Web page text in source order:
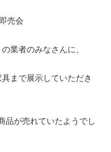
売会
業者のみなさんに、
まで展示していただき
品が売れていたようでし